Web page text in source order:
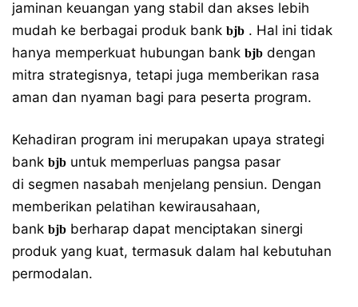
jaminan keuangan yang stabil dan akses lebih
mudah ke berbagai produk bank bjb . Hal ini tidak
hanya memperkuat hubungan bank bjb dengan
mitra strategisnya, tetapi juga memberikan rasa
aman dan nyaman bagi para peserta program.
Kehadiran program ini merupakan upaya strategi
bank bjb untuk memperluas pangsa pasar
di segmen nasabah menjelang pensiun. Dengan
memberikan pelatihan kewirausahaan,
bank bjb berharap dapat menciptakan sinergi
produk yang kuat, termasuk dalam hal kebutuhan
permodalan.